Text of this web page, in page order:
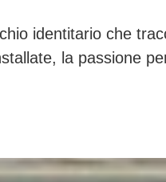
identitario che
la passione